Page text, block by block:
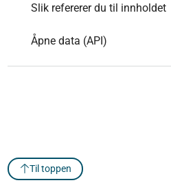
Slik refererer du til innholdet
Åpne data (API)
Til toppen